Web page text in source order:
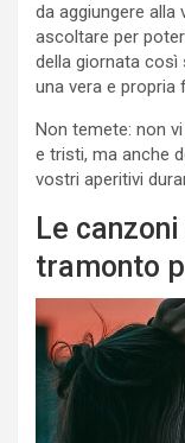
da aggiungere
ascoltare per
della giornata così
una vera e propria
Non temete: non
e tristi, ma anche
vostri aperitivi
Le
tramonto